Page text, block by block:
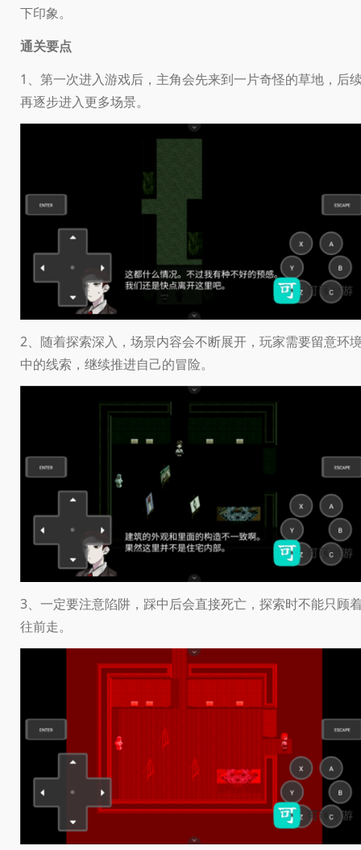
下印象。
通关要点
1、第一次进入游戏后，主角会先来到一片奇怪的草地，后
再逐步进入更多场景。
2、随着探索深入，场景内容会不断展开，玩家需要留意环
中的线索，继续推进自己的冒险。
3、一定要注意陷阱，踩中后会直接死亡，探索时不能只顾
往前走。